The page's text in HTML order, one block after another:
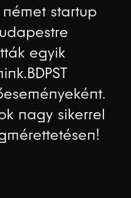
startup
egyik
nagy sikerrel